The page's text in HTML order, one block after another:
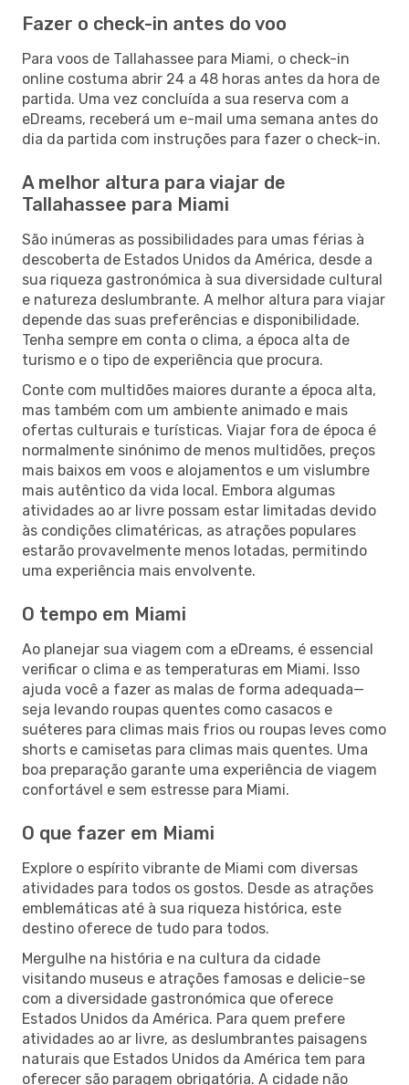
Fazer o check-in antes do voo
Para voos de Tallahassee para Miami, o check-in
online costuma abrir 24 a 48 horas antes da hora de
partida. Uma vez concluída a sua reserva com a
eDreams, receberá um e-mail uma semana antes do
dia da partida com instruções para fazer o check-in.
A melhor altura para viajar de
Tallahassee para Miami
São inúmeras as possibilidades para umas férias à
descoberta de Estados Unidos da América, desde a
sua riqueza gastronómica à sua diversidade cultural
e natureza deslumbrante. A melhor altura para viajar
depende das suas preferências e disponibilidade.
Tenha sempre em conta o clima, a época alta de
turismo e o tipo de experiência que procura.
Conte com multidões maiores durante a época alta,
mas também com um ambiente animado e mais
ofertas culturais e turísticas. Viajar fora de época é
normalmente sinónimo de menos multidões, preços
mais baixos em voos e alojamentos e um vislumbre
mais autêntico da vida local. Embora algumas
atividades ao ar livre possam estar limitadas devido
às condições climatéricas, as atrações populares
estarão provavelmente menos lotadas, permitindo
uma experiência mais envolvente.
O tempo em Miami
Ao planejar sua viagem com a eDreams, é essencial
verificar o clima e as temperaturas em Miami. Isso
ajuda você a fazer as malas de forma adequada—
seja levando roupas quentes como casacos e
suéteres para climas mais frios ou roupas leves como
shorts e camisetas para climas mais quentes. Uma
boa preparação garante uma experiência de viagem
confortável e sem estresse para Miami.
O que fazer em Miami
Explore o espírito vibrante de Miami com diversas
atividades para todos os gostos. Desde as atrações
emblemáticas até à sua riqueza histórica, este
destino oferece de tudo para todos.
Mergulhe na história e na cultura da cidade
visitando museus e atrações famosas e delicie-se
com a diversidade gastronómica que oferece
Estados Unidos da América. Para quem prefere
atividades ao ar livre, as deslumbrantes paisagens
naturais que Estados Unidos da América tem para
oferecer são paragem obrigatória. A cidade não